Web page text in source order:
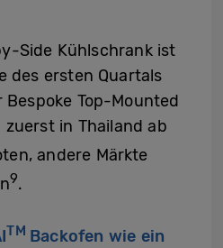
Side Kühlschrank ist
des ersten Quartals
Top-Mounted
in Thailand ab
andere Märkte
9.
TM Backofen wie ein